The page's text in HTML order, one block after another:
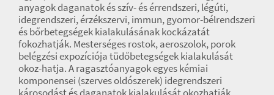
anyagok daganatok és szív- és érrendszeri, légúti,
idegrendszeri, érzékszervi, immun, gyomor-bélrendszeri
és bőrbetegségek kialakulásának kockázatát
fokozhatják. Mesterséges rostok, aeroszolok, porok
belégzési expozíciója tüdőbetegségek kialakulását
okoz-hatja. A ragasztóanyagok egyes kémiai
komponensei (szerves oldószerek) idegrendszeri